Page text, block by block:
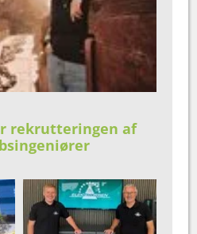
rekrutteringen af